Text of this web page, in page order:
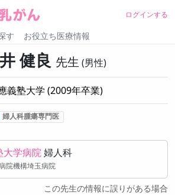
ログインする
す お役立ち医療情報
健良 先生 男性
義塾大学 (2009年卒業)
婦人科腫瘍専門医
大学病院婦人科
院機構埼玉病院
この先生の情報に誤りがある場合